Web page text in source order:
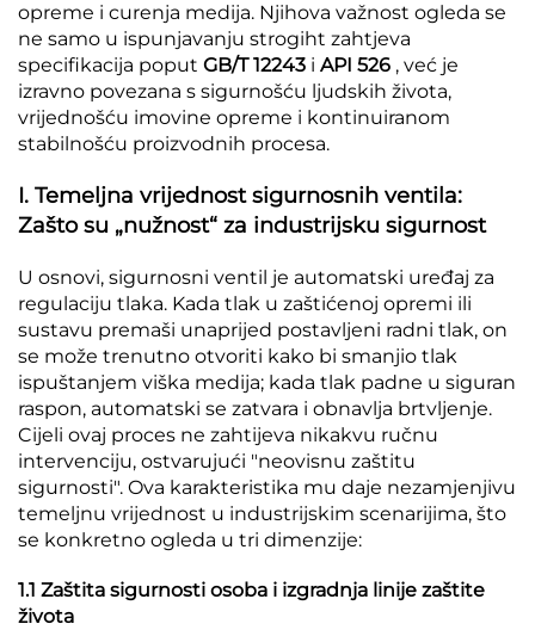
opreme i curenja medija. Njihova važnost ogleda se
ne samo u ispunjavanju strogiht zahtjeva
specifikacija poput GB/T 12243 i API 526 , već je
izravno povezana s sigurnošću ljudskih života,
vrijednošću imovine opreme i kontinuiranom
stabilnošću proizvodnih procesa.
I. Temeljna vrijednost sigurnosnih ventila:
Zašto su „nužnost“ za industrijsku sigurnost
U osnovi, sigurnosni ventil je automatski uređaj za
regulaciju tlaka. Kada tlak u zaštićenoj opremi ili
sustavu premaši unaprijed postavljeni radni tlak, on
se može trenutno otvoriti kako bi smanjio tlak
ispuštanjem viška medija; kada tlak padne u siguran
raspon, automatski se zatvara i obnavlja brtvljenje.
Cijeli ovaj proces ne zahtijeva nikakvu ručnu
intervenciju, ostvarujući "neovisnu zaštitu
sigurnosti". Ova karakteristika mu daje nezamjenjivu
temeljnu vrijednost u industrijskim scenarijima, što
se konkretno ogleda u tri dimenzije:
1.1 Zaštita sigurnosti osoba i izgradnja linije zaštite
života